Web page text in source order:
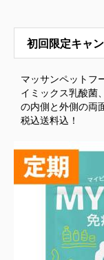
初回限定キャ
マッサンペットフ
イミックス乳酸菌
の内側と外側の両
税込送料込！